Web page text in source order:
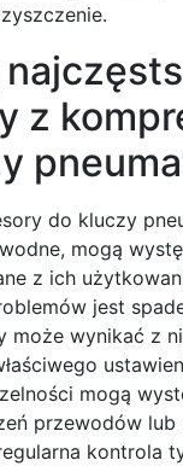
z
do kluczy
mogą
z ich
jest
może wynikać z
mogą
przewodów lub
kontrola